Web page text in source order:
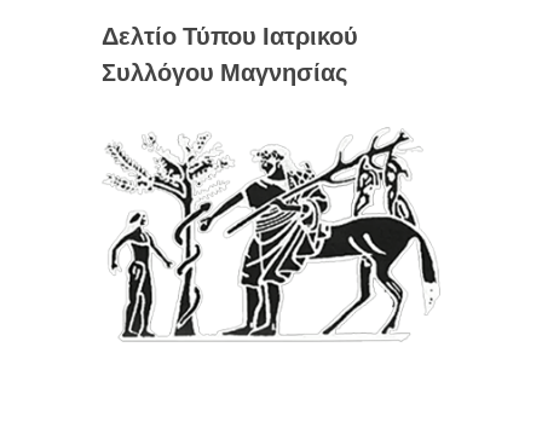
Δελτίο Τύπου Ιατρικού
Συλλόγου Μαγνησίας